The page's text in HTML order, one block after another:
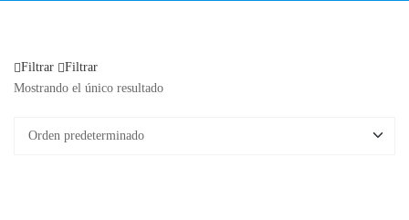
Filtrar
Filtrar
Mostrando el único resultado